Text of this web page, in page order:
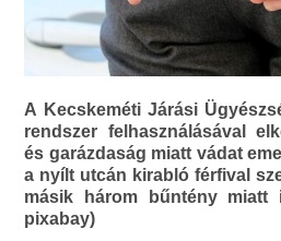
A Kecskeméti Járási
rendszer felhasználásával
és garázdaság miatt vádat
a nyílt utcán kirabló férfival
másik három bűntény miatt
pixabay)